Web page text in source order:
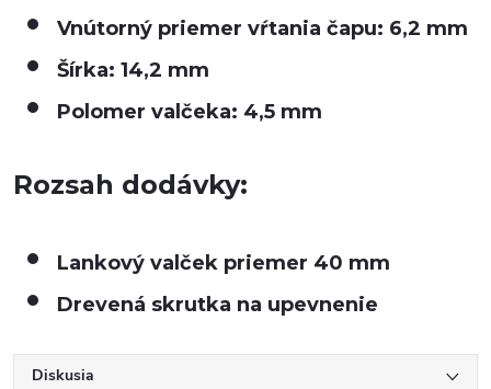
Vnútorný priemer vŕtania čapu: 6,2 mm
Šírka: 14,2 mm
Polomer valčeka: 4,5 mm
Rozsah dodávky:
Lankový valček priemer 40 mm
Drevená skrutka na upevnenie
Diskusia